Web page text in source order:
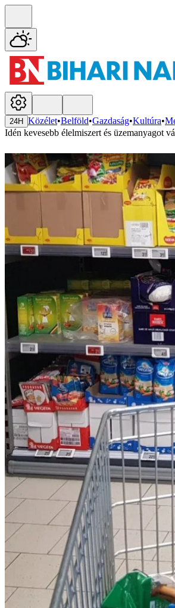
24H Közélet•Belföld•Gazdaság•Kultúra•
Idén kevesebb élelmiszert és üzemanyagot